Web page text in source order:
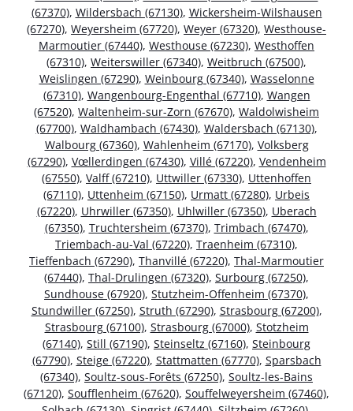
(67370), Wildersbach (67130), Wickersheim-Wilshausen
(67270), Weyersheim (67720), Weyer (67320), Westhouse-
Marmoutier (67440), Westhouse (67230), Westhoffen
(67310), Weiterswiller (67340), Weitbruch (67500),
Weislingen (67290), Weinbourg (67340), Wasselonne
(67310), Wangenbourg-Engenthal (67710), Wangen
(67520), Waltenheim-sur-Zorn (67670), Waldolwisheim
(67700), Waldhambach (67430), Waldersbach (67130),
Walbourg (67360), Wahlenheim (67170), Volksberg
(67290), Vœllerdingen (67430), Villé (67220), Vendenheim
(67550), Valff (67210), Uttwiller (67330), Uttenhoffen
(67110), Uttenheim (67150), Urmatt (67280), Urbeis
(67220), Uhrwiller (67350), Uhlwiller (67350), Uberach
(67350), Truchtersheim (67370), Trimbach (67470),
Triembach-au-Val (67220), Traenheim (67310),
Tieffenbach (67290), Thanvillé (67220), Thal-Marmoutier
(67440), Thal-Drulingen (67320), Surbourg (67250),
Sundhouse (67920), Stutzheim-Offenheim (67370),
Stundwiller (67250), Struth (67290), Strasbourg (67200),
Strasbourg (67100), Strasbourg (67000), Stotzheim
(67140), Still (67190), Steinseltz (67160), Steinbourg
(67790), Steige (67220), Stattmatten (67770), Sparsbach
(67340), Soultz-sous-Forêts (67250), Soultz-les-Bains
(67120), Soufflenheim (67620), Souffelweyersheim (67460),